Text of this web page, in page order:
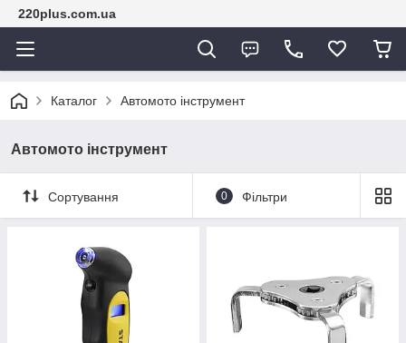
220plus.com.ua
Каталог Автомото інструмент
Автомото інструмент
Сортування 0 Фільтри